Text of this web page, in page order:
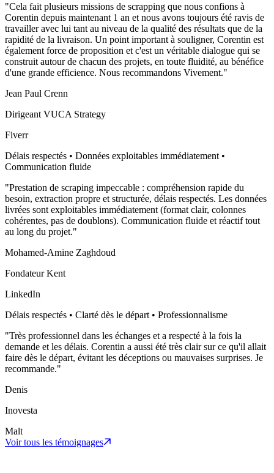
"Cela fait plusieurs missions de scrapping que nous confions à
Corentin depuis maintenant 1 an et nous avons toujours été ravis de
travailler avec lui tant au niveau de la qualité des résultats que de la
rapidité de la livraison. Un point important à souligner, Corentin est
également force de proposition et c'est un véritable dialogue qui se
construit autour de chacun des projets, en toute fluidité, au bénéfice
d'une grande efficience. Nous recommandons Vivement."
Jean Paul Crenn
Dirigeant VUCA Strategy
Fiverr
Délais respectés • Données exploitables immédiatement •
Communication fluide
"Prestation de scraping impeccable : compréhension rapide du
besoin, extraction propre et structurée, délais respectés. Les données
livrées sont exploitables immédiatement (format clair, colonnes
cohérentes, pas de doublons). Communication fluide et réactif tout
au long du projet."
Mohamed-Amine Zaghdoud
Fondateur Kent
LinkedIn
Délais respectés • Clarté dès le départ • Professionnalisme
"Très professionnel dans les échanges et a respecté à la fois la
demande et les délais. Corentin a aussi été très clair sur ce qu'il allait
faire dès le départ, évitant les déceptions ou mauvaises surprises. Je
recommande."
Denis
Inovesta
Malt
Voir tous les témoignages